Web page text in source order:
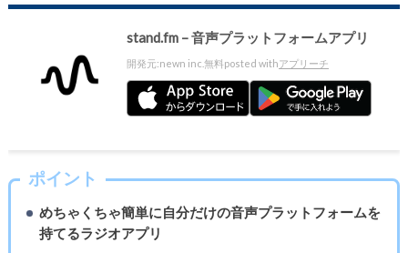
stand.fm – 音声プラットフォームアプリ
開発元:newn inc. 無料posted withアプリーチ
ポイント
めちゃくちゃ簡単に自分だけの音声プラットフォームを
持てるラジオアプリ